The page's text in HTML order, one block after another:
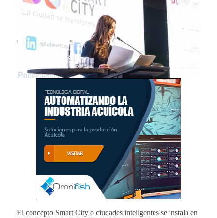
El concepto Smart City o ciudades inteligentes se instala en